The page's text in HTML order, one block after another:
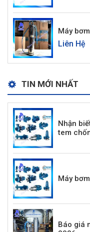
Máy
Liên Hệ
TIN MỚI NHẤT
Nhận
tem
Máy
Báo giá